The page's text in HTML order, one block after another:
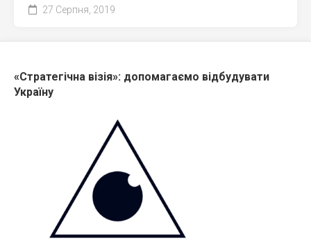
27 Серпня, 2019
«Стратегічна візія»: допомагаємо відбудувати
Україну